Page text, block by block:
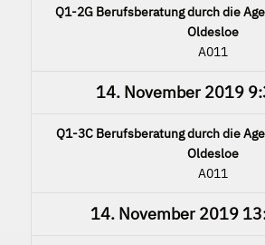
Q1-2G Berufsberatung durch die
Oldesloe
A011
14. November 2019
Q1-3C Berufsberatung durch die
Oldesloe
A011
14. November 2019